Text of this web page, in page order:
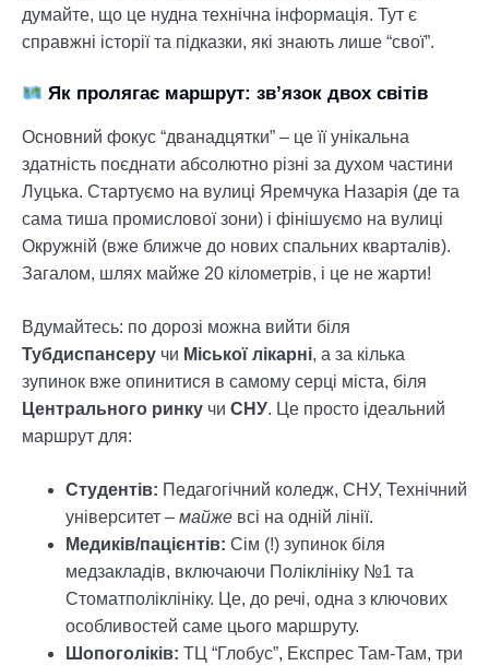
думайте, що це нудна технічна інформація. Тут є
справжні історії та підказки, які знають лише “свої”.
Як пролягає маршрут: зв’язок двох світів
Основний фокус “дванадцятки” – це її унікальна
здатність поєднати абсолютно різні за духом частини
Луцька. Стартуємо на вулиці Яремчука Назарія (де та
сама тиша промислової зони) і фінішуємо на вулиці
Окружній (вже ближче до нових спальних кварталів).
Загалом, шлях майже 20 кілометрів, і це не жарти!
Вдумайтесь: по дорозі можна вийти біля
Тубдиспансеру чи Міської лікарні, а за кілька
зупинок вже опинитися в самому серці міста, біля
Центрального ринку чи СНУ. Це просто ідеальний
маршрут для:
Студентів: Педагогічний коледж, СНУ, Технічний
університет – майже всі на одній лінії.
Медиків/пацієнтів: Сім (!) зупинок біля
медзакладів, включаючи Поліклініку №1 та
Стоматполіклініку. Це, до речі, одна з ключових
особливостей саме цього маршруту.
Шопоголіків: ТЦ “Глобус”, Експрес Там-Там, три